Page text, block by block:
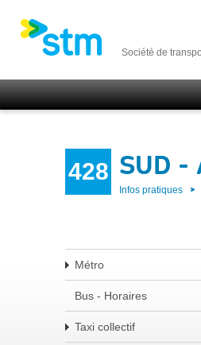
Société de
428 SUD
Infos pratiques
Métro
Bus - Horaires
Taxi collectif